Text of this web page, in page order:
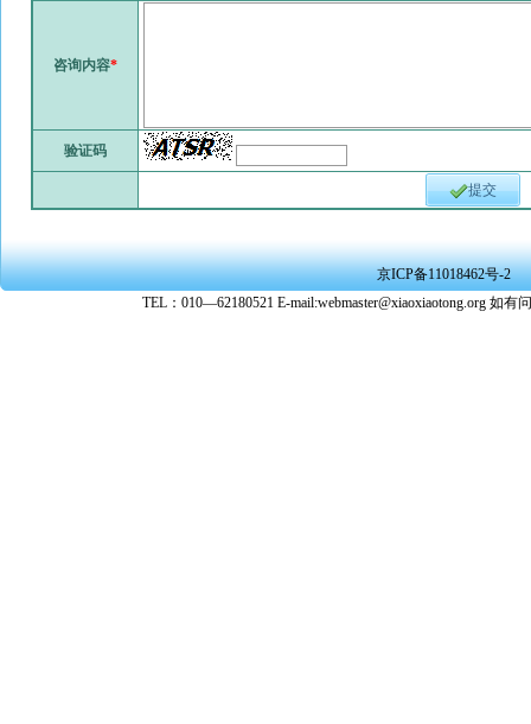
咨询内容*
验证码
提交
京ICP备11018462号-2
TEL：010—62180521 E-mail:webmaster@xiaoxiaotong.org 如